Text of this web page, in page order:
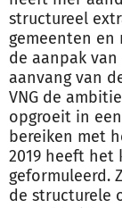
structureel
gemeenten
de aanpak
aanvang van
VNG de
opgroeit in
bereiken met
2019 heeft het
geformuleerd.
de structurele